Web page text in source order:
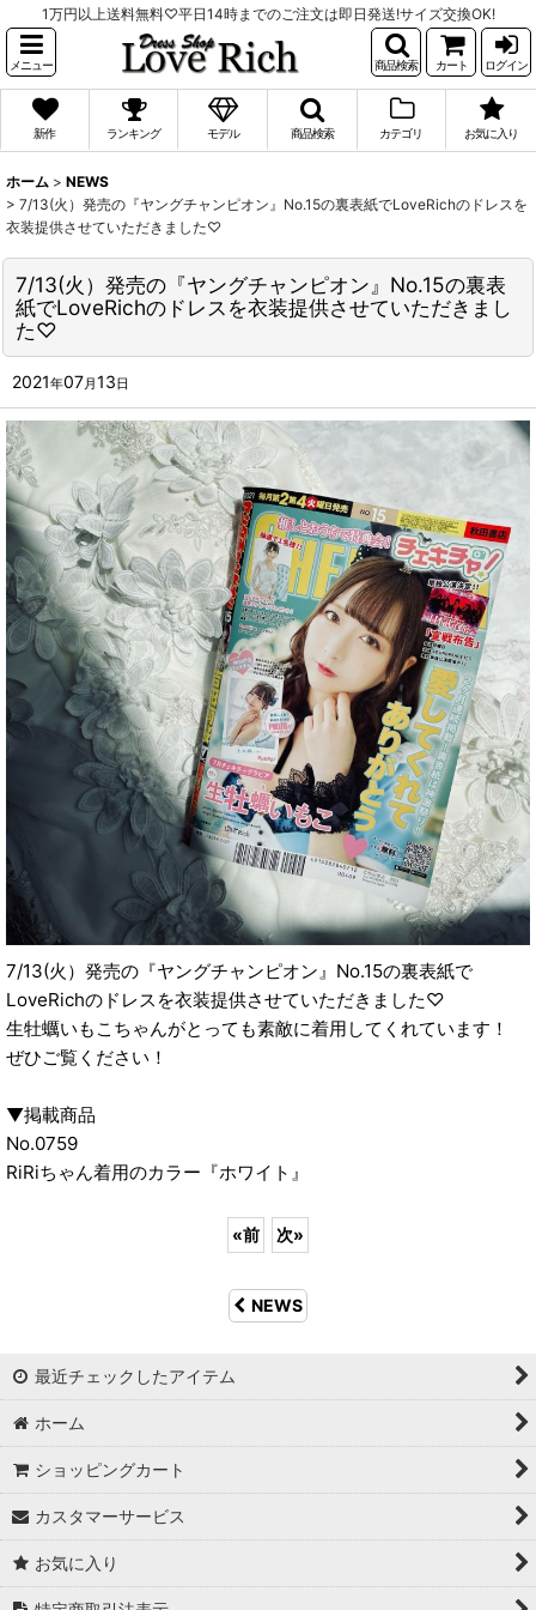
1万円以上送料無料♡平日14時までのご注文は即日発送!サイズ交換OK!
メニュー 商品検索 カート ログイン
新作 ランキング モデル 商品検索 カテゴリ お気に入り
ホーム > NEWS
> 7/13(火）発売の『ヤングチャンピオン』No.15の裏表紙でLoveRichのドレスを
衣装提供させていただきました♡
7/13(火）発売の『ヤングチャンピオン』No.15の裏表
紙でLoveRichのドレスを衣装提供させていただきまし
た♡
2021年07月13日
7/13(火）発売の『ヤングチャンピオン』No.15の裏表紙で
LoveRichのドレスを衣装提供させていただきました♡
生牡蠣いもこちゃんがとっても素敵に着用してくれています！
ぜひご覧ください！
▼掲載商品
No.0759
RiRiちゃん着用のカラー『ホワイト』
«前 次»
NEWS
最近チェックしたアイテム
ホーム
ショッピングカート
カスタマーサービス
お気に入り